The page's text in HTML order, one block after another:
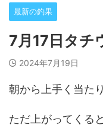
最新の釣果
7月17日タチ
2024年7月19日
朝から上手く当た
ただ上がってくる